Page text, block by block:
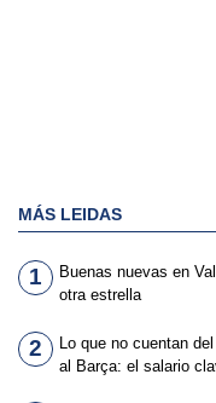
MÁS LEIDAS
1
Buenas nuevas en
otra estrella
2
Lo que no cuentan
al Barça: el salario